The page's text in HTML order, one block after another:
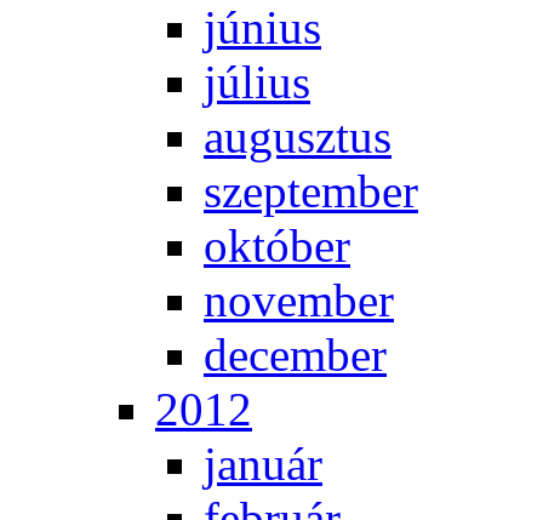
jú­ni­us
jú­li­us
au­gusz­tus
szep­tem­ber
ok­tó­ber
no­vem­ber
de­cem­ber
2012
ja­nu­ár